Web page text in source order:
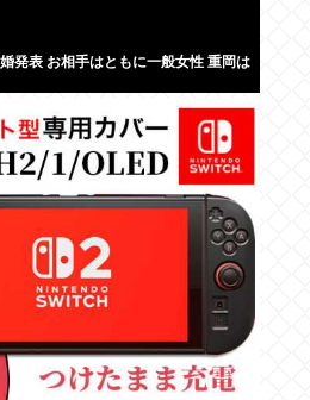
発表 お相手はともに一般女性 重岡は